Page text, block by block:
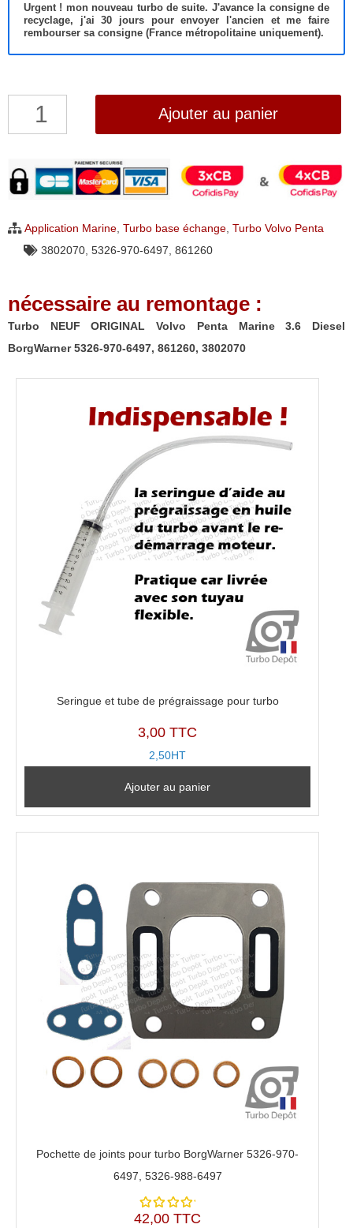
Urgent ! mon nouveau turbo de suite. J'avance la consigne de
recyclage, j'ai 30 jours pour envoyer l'ancien et me faire
rembourser sa consigne (France métropolitaine uniquement).
quantité
NEUF
ORIGINAL
Penta
Marine
Diesel
BorgWarner
5326-
Ajouter au panier
Application Marine Turbo base échange Turbo Volvo Penta
3802070 5326-970-6497 861260
nécessaire au remontage :
Turbo NEUF ORIGINAL Volvo Penta Marine 3.6 Diesel
BorgWarner 5326-970-6497, 861260, 3802070
Seringue et tube de prégraissage pour turbo
3,00 TTC
2,50HT
Ajouter au panier
Pochette de joints pour turbo BorgWarner 5326-970-
6497, 5326-988-6497
Note
42,00 TTC